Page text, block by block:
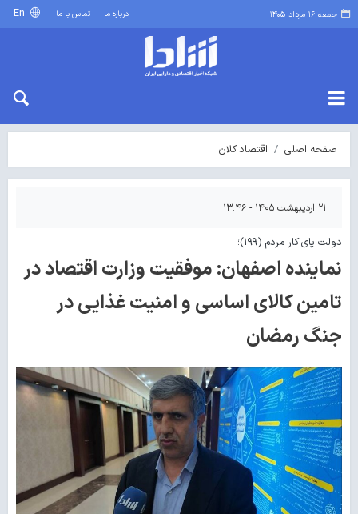
جمعه ۱۶ مرداد ۱۴۰۵ درباره ما تماس با ما
صفحه اصلی اقتصاد کلان
۲۱ اردیبهشت ۱۴۰۵ - ۱۳:۴۶
دولت پای کار مردم (۱۹۹)؛
نماینده اصفهان: موفقیت وزارت اقتصاد در
تامین کالای اساسی و امنیت غذایی در
جنگ رمضان